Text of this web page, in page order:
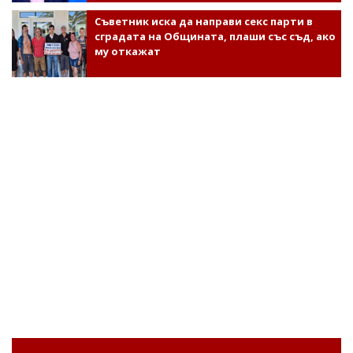
Съветник иска да направи секс парти в
сградата на Общината, плаши със съд, ако
му откажат